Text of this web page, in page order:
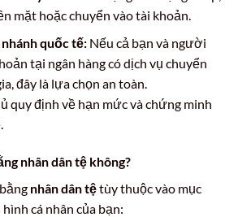
mặt hoặc chuyển vào tài khoản.
nhánh quốc tế:Nếu cả bạn và người
tại ngân hàng có dịch vụ chuyển
đây là lựa chọn an toàn.
quy định về hạn mức và chứng minh
nhân dân tệ không?
nhân dân tệtùy thuộc vào mục
cá nhân của bạn: